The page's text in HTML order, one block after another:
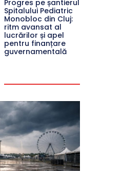
Progres pe șantierul
Spitalului Pediatric
Monobloc din Cluj:
ritm avansat al
lucrărilor și apel
pentru finanțare
guvernamentală